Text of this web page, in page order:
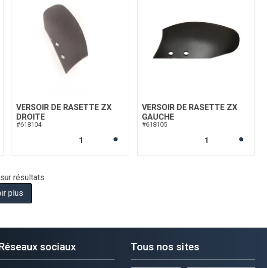
VERSOIR DE RASETTE ZX
DROITE
#618104
VERSOIR DE RASETTE ZX
GAUCHE
#618105
sur résultats
plus
sociaux Tous nos sites